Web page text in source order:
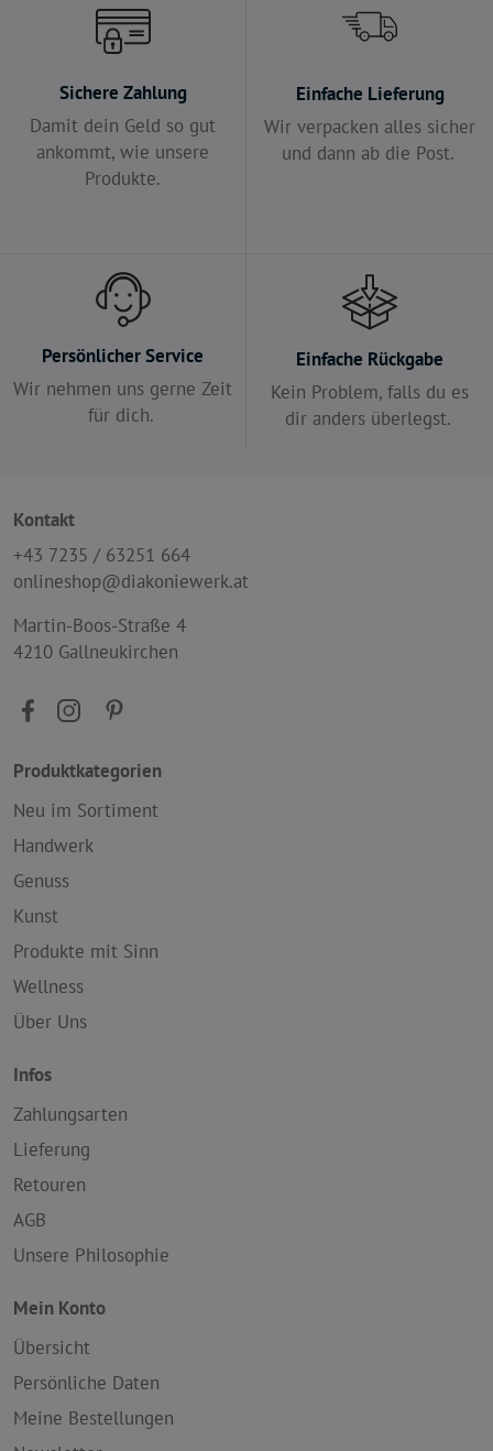
Sichere Zahlung
Damit dein Geld so gut
ankommt, wie unsere
Produkte.
Einfache Lieferung
Wir verpacken alles sicher
und dann ab die Post.
Persönlicher Service
Wir nehmen uns gerne Zeit
für dich.
Einfache Rückgabe
Kein Problem, falls du es
dir anders überlegst.
Kontakt
+43 7235 / 63251 664
onlineshop@diakoniewerk.at
Martin-Boos-Straße 4
4210 Gallneukirchen
Produktkategorien
Neu im Sortiment
Handwerk
Genuss
Kunst
Produkte mit Sinn
Wellness
Über Uns
Infos
Zahlungsarten
Lieferung
Retouren
AGB
Unsere Philosophie
Mein Konto
Übersicht
Persönliche Daten
Meine Bestellungen